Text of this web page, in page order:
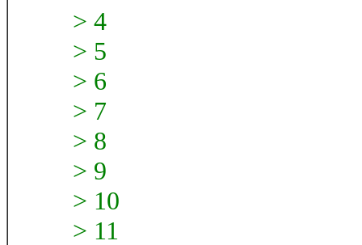
> 4
> 5
> 6
> 7
> 8
> 9
> 10
> 11